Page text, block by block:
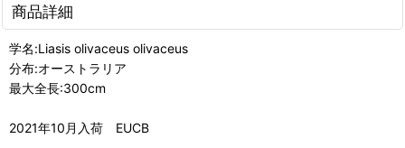
商品詳細
学名:Liasis olivaceus olivaceus
分布:オーストラリア
最大全長:300cm
2021年10月入荷 EUCB